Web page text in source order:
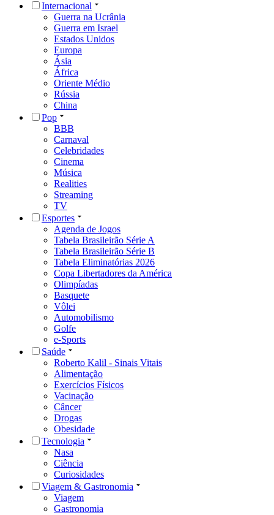
Internacional
Guerra na Ucrânia
Guerra em Israel
Estados Unidos
Europa
Ásia
África
Oriente Médio
Rússia
China
Pop
BBB
Carnaval
Celebridades
Cinema
Música
Realities
Streaming
TV
Esportes
Agenda de Jogos
Tabela Brasileirão Série A
Tabela Brasileirão Série B
Tabela Eliminatórias 2026
Copa Libertadores da América
Olimpíadas
Basquete
Vôlei
Automobilismo
Golfe
e-Sports
Saúde
Roberto Kalil - Sinais Vitais
Alimentação
Exercícios Físicos
Vacinação
Câncer
Drogas
Obesidade
Tecnologia
Nasa
Ciência
Curiosidades
Viagem & Gastronomia
Viagem
Gastronomia